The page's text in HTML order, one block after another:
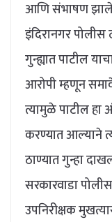
आणि संभाषण
इंदिरानगर
गुन्ह्यातपाटील
आरोपी म्हणून
त्यामुळेपाटीलहा
करण्यात आल्याने
ठाण्यात गुन्हा
सरकारवाडा
उपनिरीक्षक